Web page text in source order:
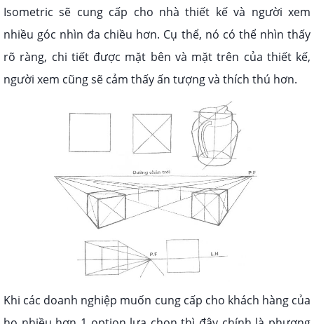
Isometric sẽ cung cấp cho nhà thiết kế và người xem
nhiều góc nhìn đa chiều hơn. Cụ thể, nó có thể nhìn thấy
rõ ràng, chi tiết được mặt bên và mặt trên của thiết kế,
người xem cũng sẽ cảm thấy ấn tượng và thích thú hơn.
Khi các doanh nghiệp muốn cung cấp cho khách hàng của